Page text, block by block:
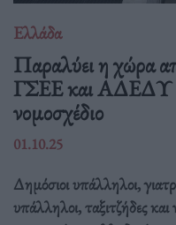
Ελλάδα
Παραλύει η χώρα
ΓΣΕΕ και ΑΔΕΔΥ
νομοσχέδιο
01.10.25
Δημόσιοι υπάλληλοι,
υπάλληλοι, ταξιτζήδες